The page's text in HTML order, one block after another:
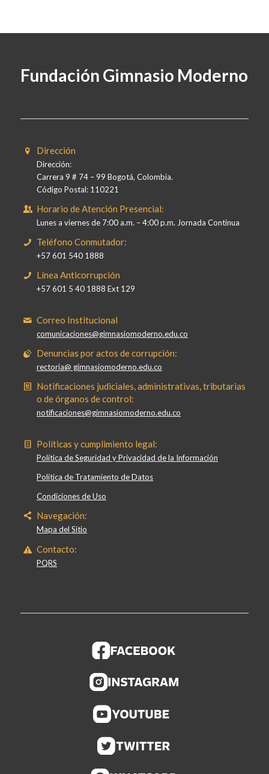
Fundación Gimnasio Moderno
Dirección
Dirección:
Carrera 9 # 74 – 99 Bogotá, Colombia.
Código Postal: 110221
Horario de Atención Presencial:
Lunes a viernes de 7:00 a.m. – 4:00 p.m. Jornada Continua
Teléfono Conmutador:
+57 601 540 1888
Línea Anticorrupción
+57 601 5 40 1888 Ext 129
Correo Institucional
comunicaciones@gimnasiomoderno.edu.co
Denuncias por actos de corrupción:
rectoria@ gimnasiomoderno.edu.co
Notificaciones judiciales, administrativas, tributarias
o de órganos de control:
notificaciones@gimnasiomoderno.edu.co
Políticas y cumplimiento legal:
Política de Seguridad y Privacidad de la Información
Política de Tratamiento de Datos
Condiciones de Uso
Navegación:
Mapa del Sitio
Contacto:
PQRS